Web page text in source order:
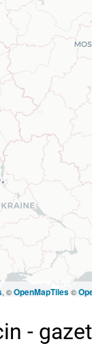
, ©OpenMapTiles©
-